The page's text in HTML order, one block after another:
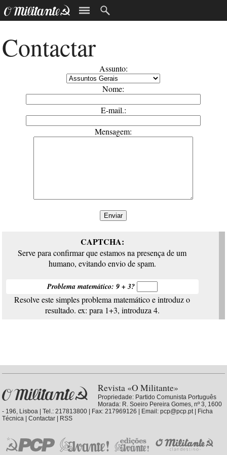
Contactar
Assunto:
Nome:
E-mail.:
Mensagem:
CAPTCHA:
Serve para confirmar que estamos na presença de um
humano, evitando envio de spam.
Problema matemático: 9 + 3?
Resolve este simples problema matemático e introduz o
resultado. ex: para 1+3, introduza 4.
Revista «O Militante»
Propriedade: Partido Comunista Português
Morada: R. Soeiro Pereira Gomes, nº 3, 1600
- 196, Lisboa | Tel.: 217813800 | Fax: 217969126 | Email: pcp@pcp.pt |
Ficha
Técnica |Contactar RSS